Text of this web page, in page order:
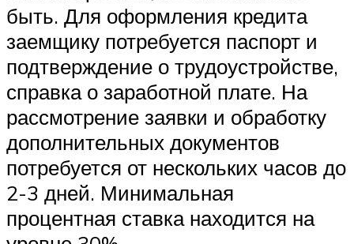
быть. Для оформления кредита
заемщику потребуется паспорт и
подтверждение о трудоустройстве,
справка о заработной плате. На
рассмотрение заявки и обработку
дополнительных документов
потребуется от нескольких часов до
2-3 дней. Минимальная
процентная ставка находится на